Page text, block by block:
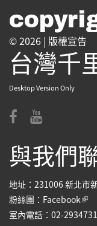
© 2026 | 版權宣告
台灣千
Desktop Version Only
與我們
地址：231006 新北市
粉絲團： Facebook
室內電話：02-